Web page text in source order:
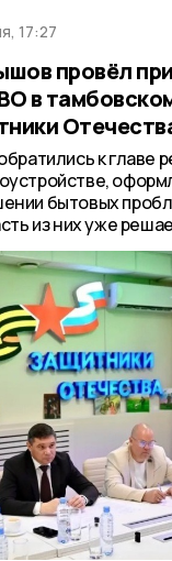
17:27
провёл
в
к главе
бытовых
из них уже